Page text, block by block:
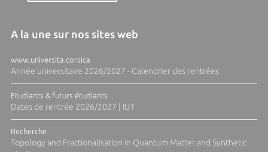
A la une sur nos sites web
www.universita.corsica
Année universitaire 2026/2027 - Calendrier des rentrées
Etudiants & futurs étudiants
Dates de rentrée 2026/2027 | IUT
Recherche
Topology and Fractionalisation in Quantum Matter and Synthetic